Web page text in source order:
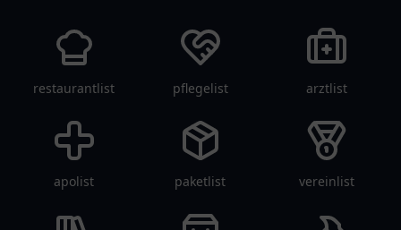
restaurantlist pflegelist arztlist
apolist paketlist vereinlist